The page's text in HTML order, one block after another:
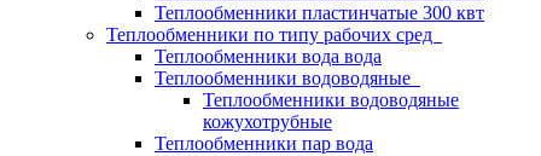
Теплообменники пластинчатые 300 квт
Теплообменники по типу рабочих сред
Теплообменники вода вода
Теплообменники водоводяные
Теплообменники водоводяные
кожухотрубные
Теплообменники пар вода